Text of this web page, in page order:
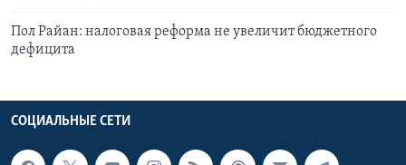
Пол Райан: налоговая реформа не увеличит бюджетного
дефицита
СОЦИАЛЬНЫЕ СЕТИ